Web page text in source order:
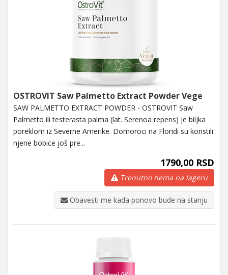
OSTROVIT Saw Palmetto Extract Powder Vege
SAW PALMETTO EXTRACT POWDER - OSTROVIT Saw
Palmetto ili testerasta palma (lat. Serenoa repens) je biljka
poreklom iz Severne Amerike. Domoroci na Floridi su koristili
njene bobice još pre...
1790,00 RSD
Trenutno nema na lageru
Obavesti me kada ponovo bude na stanju